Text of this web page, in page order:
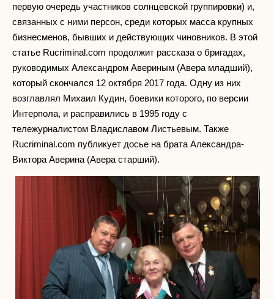
первую очередь участников солнцевской группировки) и,
связанных с ними персон, среди которых масса крупных
бизнесменов, бывших и действующих чиновников. В этой
статье Rucriminal.com продолжит рассказа о бригадах,
руководимых Александром Авериным (Авера младший),
который скончался 12 октября 2017 года. Одну из них
возглавлял Михаил Кудин, боевики которого, по версии
Интерпола, и расправились в 1995 году с
тележурналистом Владиславом Листьевым. Также
Rucriminal.com публикует досье на брата Александра-
Виктора Аверина (Авера старший).